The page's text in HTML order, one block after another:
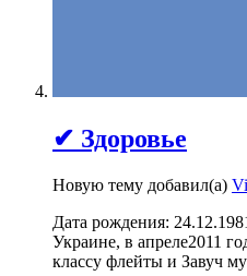
✔ Здоровье
Новую тему добавил(а)
Дата рождения:
Украине, в апреле2011
классу флейты и Завуч